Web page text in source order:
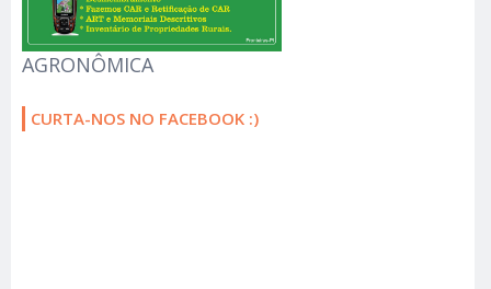
AGRONÔMICA
CURTA-NOS NO FACEBOOK :)